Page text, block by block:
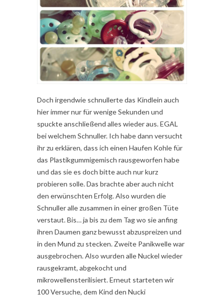
Doch irgendwie schnullerte das Kindlein auch
hier immer nur für wenige Sekunden und
spuckte anschließend alles wieder aus. EGAL
bei welchem Schnuller. Ich habe dann versucht
ihr zu erklären, dass ich einen Haufen Kohle für
das Plastikgummigemisch rausgeworfen habe
und das sie es doch bitte auch nur kurz
probieren solle. Das brachte aber auch nicht
den erwünschten Erfolg. Also wurden die
Schnuller alle zusammen in einer großen Tüte
verstaut. Bis… ja bis zu dem Tag wo sie anfing
ihren Daumen ganz bewusst abzuspreizen und
in den Mund zu stecken. Zweite Panikwelle war
ausgebrochen. Also wurden alle Nuckel wieder
rausgekramt, abgekocht und
mikrowellensterilisiert. Erneut starteten wir
100 Versuche, dem Kind den Nucki